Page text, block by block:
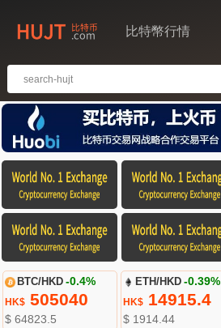
比特幣行情
BTC/HKD -0.4%
HK$505040
$ 64823.5
ETH/HKD -0.39%
HK$ 14915.4
$ 1914.44